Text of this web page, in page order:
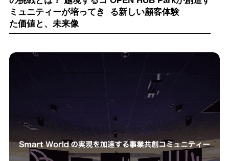
ミュニティーが培ってき
た価値と、未来像
る新しい顧客体験